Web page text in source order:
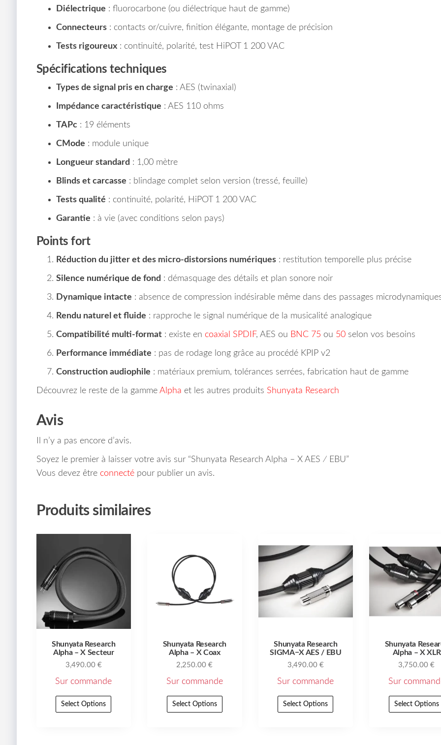
Diélectrique : fluorocarbone (ou diélectrique haut de gamme)
Connecteurs: contacts or/cuivre, finition élégante, montage de précision
Tests rigoureux: continuité, polarité, test HiPOT 1 200 VAC
Spécifications techniques
Types de signal pris en charge : AES (twinaxial)
Impédance caractéristique : AES 110 ohms
TAPc: 19 éléments
CMode : module unique
Longueur standard : 1,00 mètre
Blinds et carcasse : blindage complet selon version (tressé, feuille)
Tests qualité : continuité, polarité, HiPOT 1 200 VAC
Garantie : à vie (avec conditions selon pays)
Points fort
Réduction du jitter et des micro‑distorsions numériques: restitution temporelle plus précise
Silence numérique de fond : démasquage des détails et plan sonore noir
Dynamique intacte : absence de compression indésirable même dans des passages
Rendu naturel et fluide : rapproche le signal numérique de la musicalité analogique
Compatibilité multi‑format: existe en coaxial SPDIF, AES ou BNC 75 ou 50selon vos besoins
Performance immédiate : pas de rodage long grâce au procédé KPIP v2
Construction audiophile : matériaux premium, tolérances serrées, fabrication haut de gamme
Découvrez le reste de la gamme Alpha et les autres produits Shunyata Research
Avis
Il n’y a pas encore d’avis.
Soyez le premier à laisser votre avis sur “Shunyata Research Alpha – X AES ∕ EBU”
Vous devez être connectépour publier un avis.
Produits similaires
Shunyata Research
Alpha – X Secteur
3,490.00 €
Sur commande
Select Options
Shunyata Research
Alpha – X Coax
2,250.00€
Sur commande
Select Options
Shunyata Research
SIGMA−X AES / EBU
3,490.00 €
Sur commande
Select Options
Shunyata
Alpha – X XLR
3,750.00€
Sur
Select Options